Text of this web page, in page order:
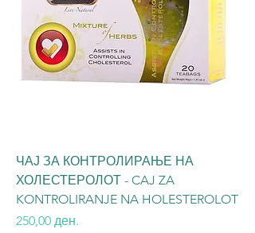
ЧАЈ ЗА КОНТРОЛИРАЊЕ НА
ХОЛЕСТЕРОЛОТ - CAJ ZA
KONTROLIRANJE NA HOLESTEROLOT
Price
250,00 ден.